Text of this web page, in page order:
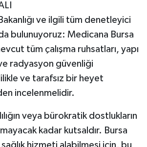
ve ilgili tüm denetleyici
bulunuyoruz: Medicana Bursa
tüm çalışma ruhsatları, yapı
radyasyon güvenliği
ve tarafsız bir heyet
incelenmelidir.
veya bürokratik dostlukların
kadar kutsaldır. Bursa